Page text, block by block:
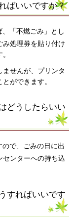
ばいいですか？
「不燃ごみ」とし
処理券を貼り付け
ませんが、プリンタ
ができます。
どうしたらいい
で、ごみの日に出
センターへの持ち込
すればいいです